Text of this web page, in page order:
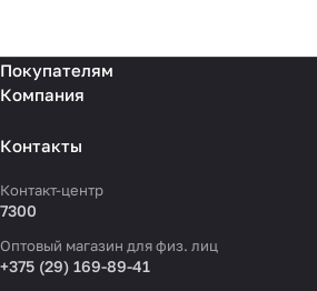
Покупателям
Компания
Контакты
Контакт-центр
7300
Оптовый магазин для физ. лиц
+375 (29) 169-89-41